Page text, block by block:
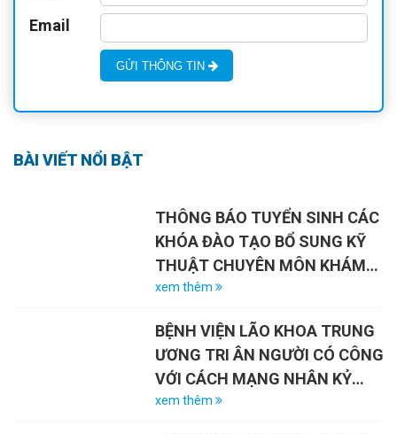
Email
GỬI THÔNG TIN
BÀI VIẾT NỔI BẬT
THÔNG BÁO TUYỂN SINH CÁC
KHÓA ĐÀO TẠO BỔ SUNG KỸ
THUẬT CHUYÊN MÔN KHÁM
CHỮA BỆNH NĂM 2026
xem thêm
BỆNH VIỆN LÃO KHOA TRUNG
ƯƠNG TRI ÂN NGƯỜI CÓ CÔNG
VỚI CÁCH MẠNG NHÂN KỶ
NIỆM 79 NĂM NGÀY THƯƠNG
xem thêm